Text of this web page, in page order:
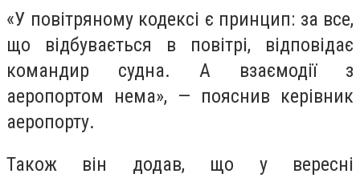
«У повітряному кодексі є принцип: за все,
що відбувається в повітрі, відповідає
командир судна. А взаємодії з
аеропортом нема», — пояснив керівник
аеропорту.
Також він додав, що у вересні